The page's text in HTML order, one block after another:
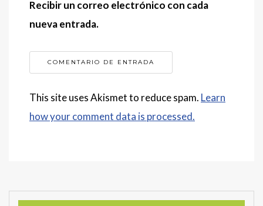
Recibir un correo electrónico con cada
nueva entrada.
This site uses Akismet to reduce spam. Learn
how your comment data is processed.